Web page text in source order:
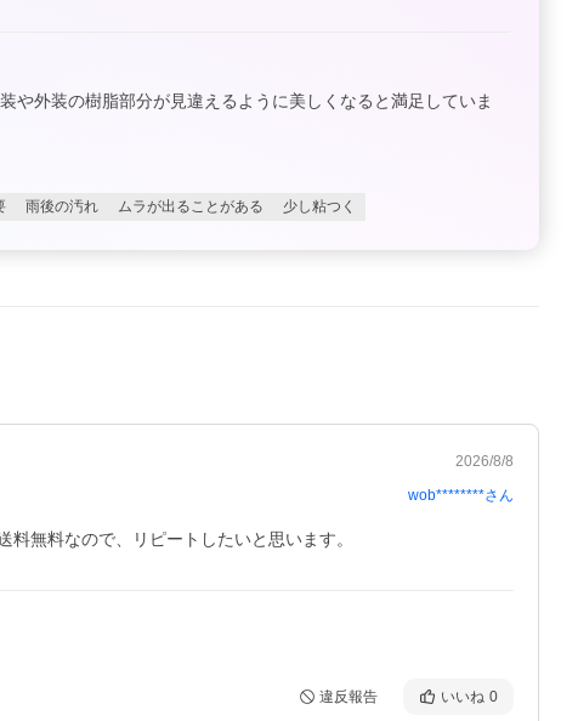
外装の樹脂部分が見違えるように美しくなると満足していま
雨後の汚れ ムラが出ることがある 少し粘つく
2026/8/8
wob********さん
無料なので、リピートしたいと思います。
違反報告 いいね 0